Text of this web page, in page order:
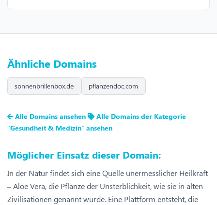
Ähnliche Domains
sonnenbrillenbox.de pflanzendoc.com
Alle Domains ansehen
Alle Domains der Kategorie
“Gesundheit & Medizin” ansehen
Möglicher Einsatz dieser Domain:
In der Natur findet sich eine Quelle unermesslicher Heilkraft
– Aloe Vera, die Pflanze der Unsterblichkeit, wie sie in alten
Zivilisationen genannt wurde. Eine Plattform entsteht, die